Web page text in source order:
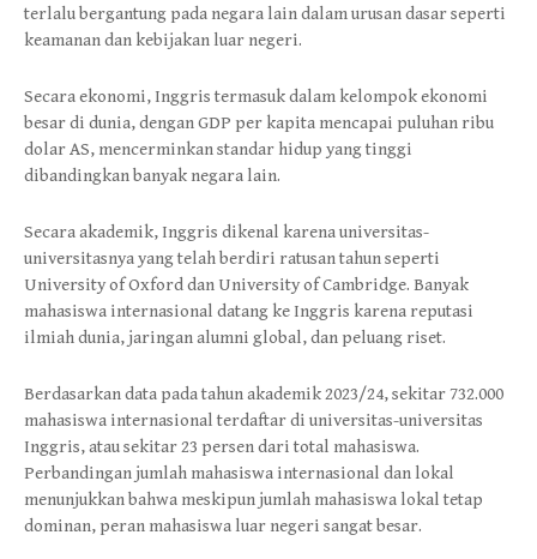
terlalu bergantung pada negara lain dalam urusan dasar seperti
keamanan dan kebijakan luar negeri.
Secara ekonomi, Inggris termasuk dalam kelompok ekonomi
besar di dunia, dengan GDP per kapita mencapai puluhan ribu
dolar AS, mencerminkan standar hidup yang tinggi
dibandingkan banyak negara lain.
Secara akademik, Inggris dikenal karena universitas-
universitasnya yang telah berdiri ratusan tahun seperti
University of Oxford dan University of Cambridge. Banyak
mahasiswa internasional datang ke Inggris karena reputasi
ilmiah dunia, jaringan alumni global, dan peluang riset.
Berdasarkan data pada tahun akademik 2023/24, sekitar 732.000
mahasiswa internasional terdaftar di universitas-universitas
Inggris, atau sekitar 23 persen dari total mahasiswa.
Perbandingan jumlah mahasiswa internasional dan lokal
menunjukkan bahwa meskipun jumlah mahasiswa lokal tetap
dominan, peran mahasiswa luar negeri sangat besar.